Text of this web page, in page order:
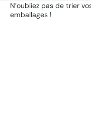
N’oubliez pas de trier
emballages !